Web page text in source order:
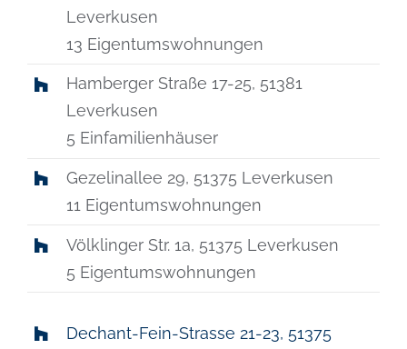
Leverkusen
13 Eigentumswohnungen
Hamberger Straße 17-25, 51381
Leverkusen
5 Einfamilienhäuser
Gezelinallee 29, 51375 Leverkusen
11 Eigentumswohnungen
Völklinger Str. 1a, 51375 Leverkusen
5 Eigentumswohnungen
Dechant-Fein-Strasse 21-23, 51375